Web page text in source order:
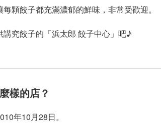
顆餃子都充滿濃郁的鮮味，非常受歡迎。
究餃子的「浜太郎 餃子中心」吧♪
樣的店？
年10月28日。